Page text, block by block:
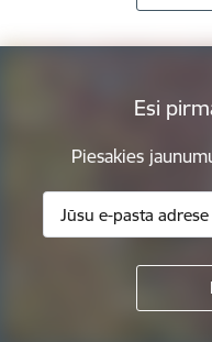
Esi
Piesakies